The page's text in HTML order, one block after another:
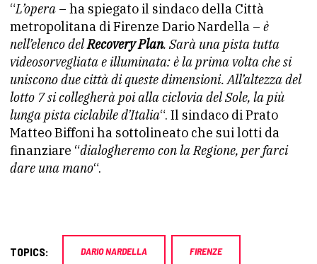
“L’opera – ha spiegato il sindaco della Città
metropolitana di Firenze Dario Nardella – è
nell’elenco delRecovery Plan. Sarà una pista tutta
videosorvegliata e illuminata: è la prima volta che si
uniscono due città di queste dimensioni. All’altezza del
lotto 7 si collegherà poi alla ciclovia del Sole, la più
lunga pista ciclabile d’Italia“. Il sindaco di Prato
Matteo Biffoni ha sottolineato che sui lotti da
finanziare “dialogheremo con la Regione, per farci
dare una mano“.
TOPICS: DARIO NARDELLA FIRENZE